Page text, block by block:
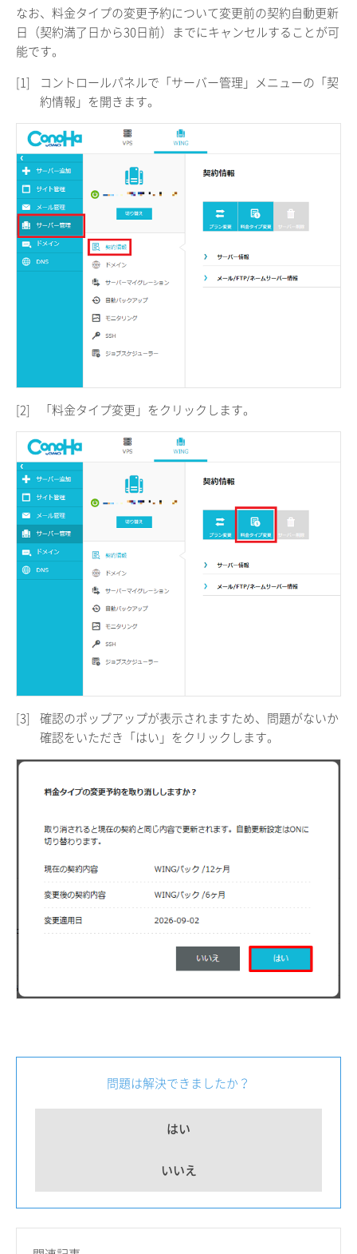
なお、料金タイプの変更予約について変更前の契約自動更新
日（契約満了日から30日前）までにキャンセルすることが可
能です。
[1]
コントロールパネルで「サーバー管理」メニューの「契
約情報」を開きます。
[2] 「料金タイプ変更」をクリックします。
[3]
確認のポップアップが表示されますため、問題がないか
確認をいただき「はい」をクリックします。
問題は解決できましたか？
はい
いいえ